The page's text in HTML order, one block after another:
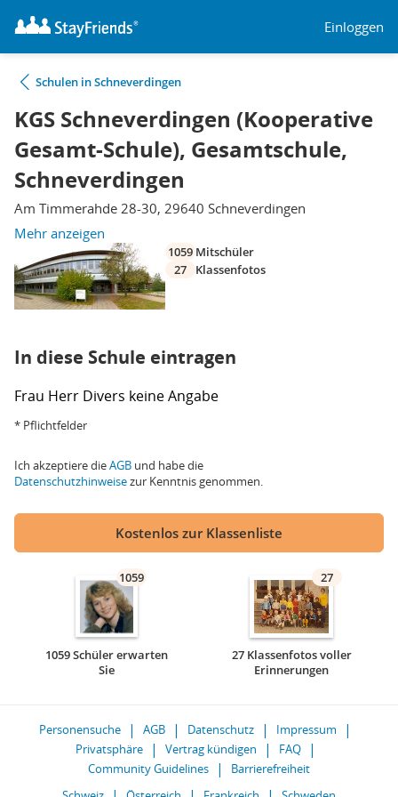
Einloggen
Schulen in Schneverdingen
KGS Schneverdingen (Kooperative
Gesamt-Schule), Gesamtschule,
Schneverdingen
Am Timmerahde 28-30, 29640 Schneverdingen
Mehr anzeigen
1059 Mitschüler
27
Klassenfotos
In diese Schule eintragen
Frau Herr Divers keine Angabe
* Pflichtfelder
Ich akzeptiere dieAGB und habe die
Datenschutzhinweisezur Kenntnis genommen.
Kostenlos zur Klassenliste
1059
1059 Schüler erwarten
Sie
27
27 Klassenfotos voller
Erinnerungen
Personensuche AGB Datenschutz
Impressum
Privatsphäre
Vertrag kündigen
FAQ
Community Guidelines
Barrierefreiheit